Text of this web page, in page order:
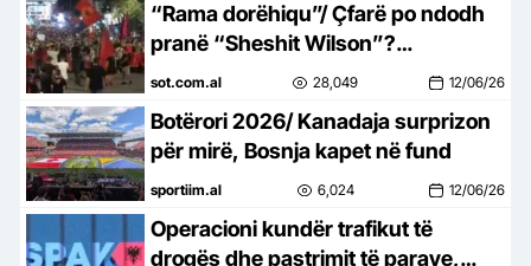
“Rama dorëhiqu”/ Çfarë po ndodh
pranë “Sheshit Wilson”?
Protestuesit ndalen për disa
sot.com.al 28,049 12/06/26
Botërori 2026/ Kanadaja surprizon
për mirë, Bosnja kapet në fund
sportiim.al 6,024 12/06/26
Operacioni kundër trafikut të
drogës dhe pastrimit të parave,